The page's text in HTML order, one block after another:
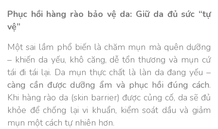
Phục hồi hàng rào bảo vệ da: Giữ da đủ sức “tự
vệ”
Một sai lầm phổ biến là chăm mụn mà quên dưỡng
– khiến da yếu, khô căng, dễ tổn thương và mụn cứ
tái đi tái lại. Da mụn thực chất là làn da đang yếu –
càng cần được dưỡng ẩm và phục hồi đúng cách.
Khi hàng rào da (skin barrier) được củng cố, da sẽ đủ
khỏe để chống lại vi khuẩn, kiểm soát dầu và giảm
mụn một cách tự nhiên hơn.